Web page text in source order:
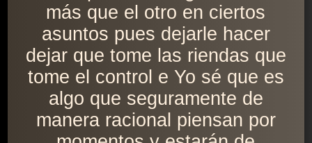
más que el otro en ciertos
asuntos pues dejarle hacer
dejar que tome las riendas que
tome el control e Yo sé que es
algo que seguramente de
manera racional piensan por